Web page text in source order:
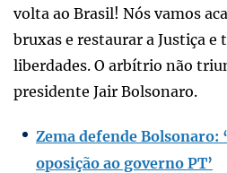
volta ao Brasil! Nós vamos
bruxas e restaurar a Justiça e
liberdades. O arbítrio não
presidente Jair Bolsonaro.
Zema defende Bolsonaro:
oposição ao governo PT’